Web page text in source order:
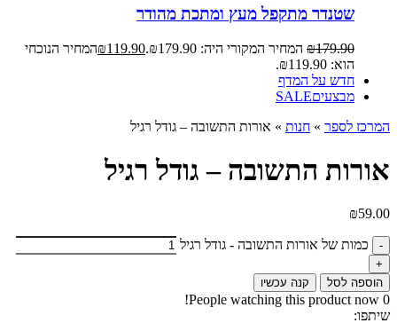
שטנדר מתקפל מעץ ומתכת מהודר
₪179.90 המחיר המקורי היה: ₪179.90. ₪119.90
המחיר הנוכחי
הוא: ₪119.90.
חדש על המדף
מבצעיםSALE
המרכז לספר » חנות » אורות התשובה – גודל רגיל
אורות התשובה – גודל רגיל
₪59.00
כמות של אורות התשובה - גודל רגיל
הוספה לסל קנה עכשיו
0
People watching this product now!
שיתפו: